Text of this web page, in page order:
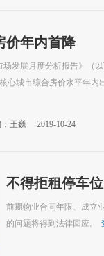
价年内首降
场发展月度分析报告》（
心城市综合房价水平年内
：王巍 2019-10-24
不得拒租停车
前期物业合同年限、成立
的问题将得到法律回应。